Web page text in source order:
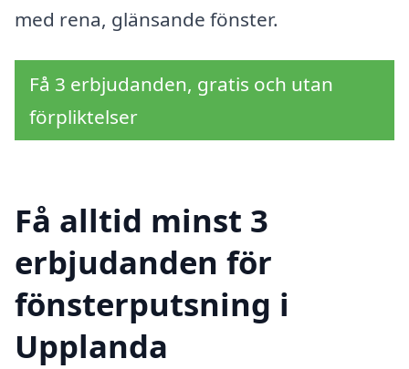
med rena, glänsande fönster.
Få 3 erbjudanden, gratis och utan
förpliktelser
Få alltid minst 3
erbjudanden för
fönsterputsning i
Upplanda